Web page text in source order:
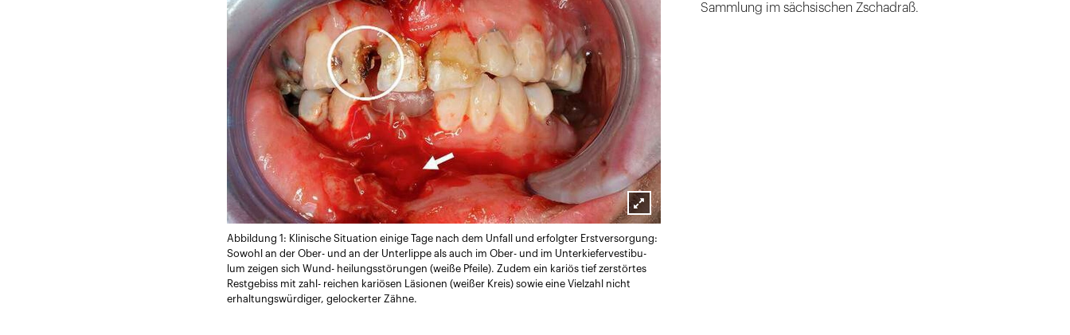
Lightbox
öffnen
Abbildung 1: Klinische Situation einige Tage nach dem Unfall und erfolgter Erstversorgung:
Sowohl an der Ober- und an der Unterlippe als auch im Ober- und im Unterkiefervestibu-
lum zeigen sich Wund- heilungsstörungen (weiße Pfeile). Zudem ein kariös tief zerstörtes
Restgebiss mit zahl- reichen kariösen Läsionen (weißer Kreis) sowie eine Vielzahl nicht
erhaltungswürdiger, gelockerter Zähne.
Sammlung im sächsischen Zschadraß.